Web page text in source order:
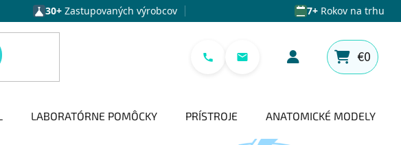
30+ Zastupovaných výrobcov 7+Rokov na trhu
NÁKUPNÝ
€0
LABORATÓRNE POMÔCKY PRÍSTROJE ANATOMICKÉ MODELY